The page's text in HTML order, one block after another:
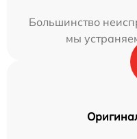
Большинство
мы